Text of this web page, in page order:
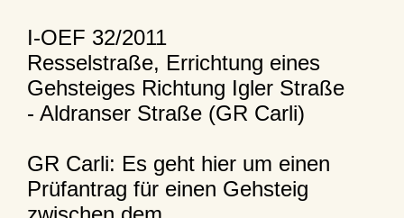
I-OEF 32/2011
Resselstraße, Errichtung eines
Gehsteiges Richtung Igler Straße
- Aldranser Straße (GR Carli)
GR Carli: Es geht hier um einen
Prüfantrag für einen Gehsteig